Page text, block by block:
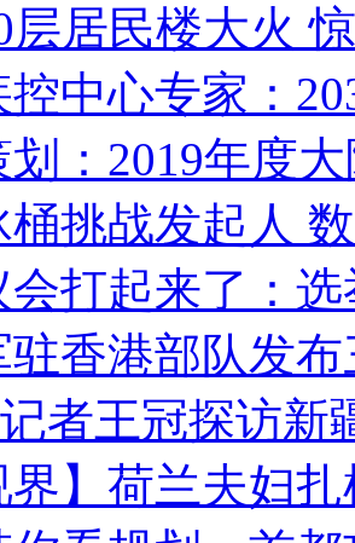
层居民楼大火
控中心专家：
：2019年度
挑战发起人
会打起来了：
驻香港部队发
者王冠探访新
界】荷兰夫妇